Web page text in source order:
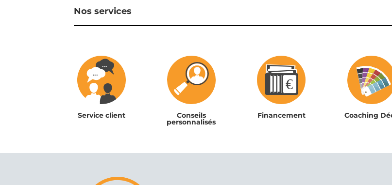
Nos services
Service client Conseils
personnalisés
Financement Coaching